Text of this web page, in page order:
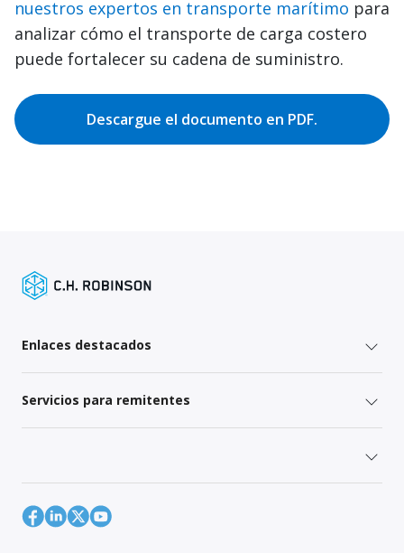
nuestros expertos en transporte marítimo para
analizar cómo el transporte de carga costero
puede fortalecer su cadena de suministro.
Descargue el documento en PDF.
Enlaces destacados
Servicios para remitentes